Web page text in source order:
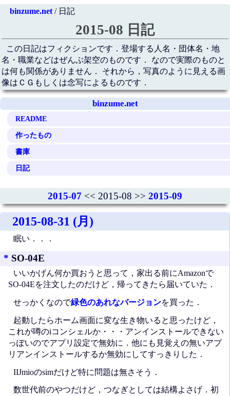
binzume.net/ 日記
2015-08 日記
この日記はフィクションです．登場する人名・団体名・地
名・職業などはぜんぶ架空のものです． なので実際のものと
は何も関係がありません． それから，写真のように見える画
像はＣＧもしくは念写によるものです．
binzume.net
README
作ったもの
書庫
日記
2015-07 << 2015-08 >> 2015-09
2015-08-31 (月)
眠い．．．
* SO-04E
いいかげん何か買おうと思って，家出る前にAmazonで
SO-04Eを注文したのだけど，帰ってきたら届いていた．
せっかくなので緑色のあれなバージョンを買った．
起動したらホーム画面に変な生き物いると思ったけど，
これが噂のiコンシェルか・・・アンインストールできない
っぽいのでアプリ設定で無効に．他にも見覚えの無いアプ
リアンインストールするか無効にしてすっきりした．
IIJmioのsimだけど特に問題は無さそう．
数世代前のやつだけど，つなぎとしては結構よさげ．初